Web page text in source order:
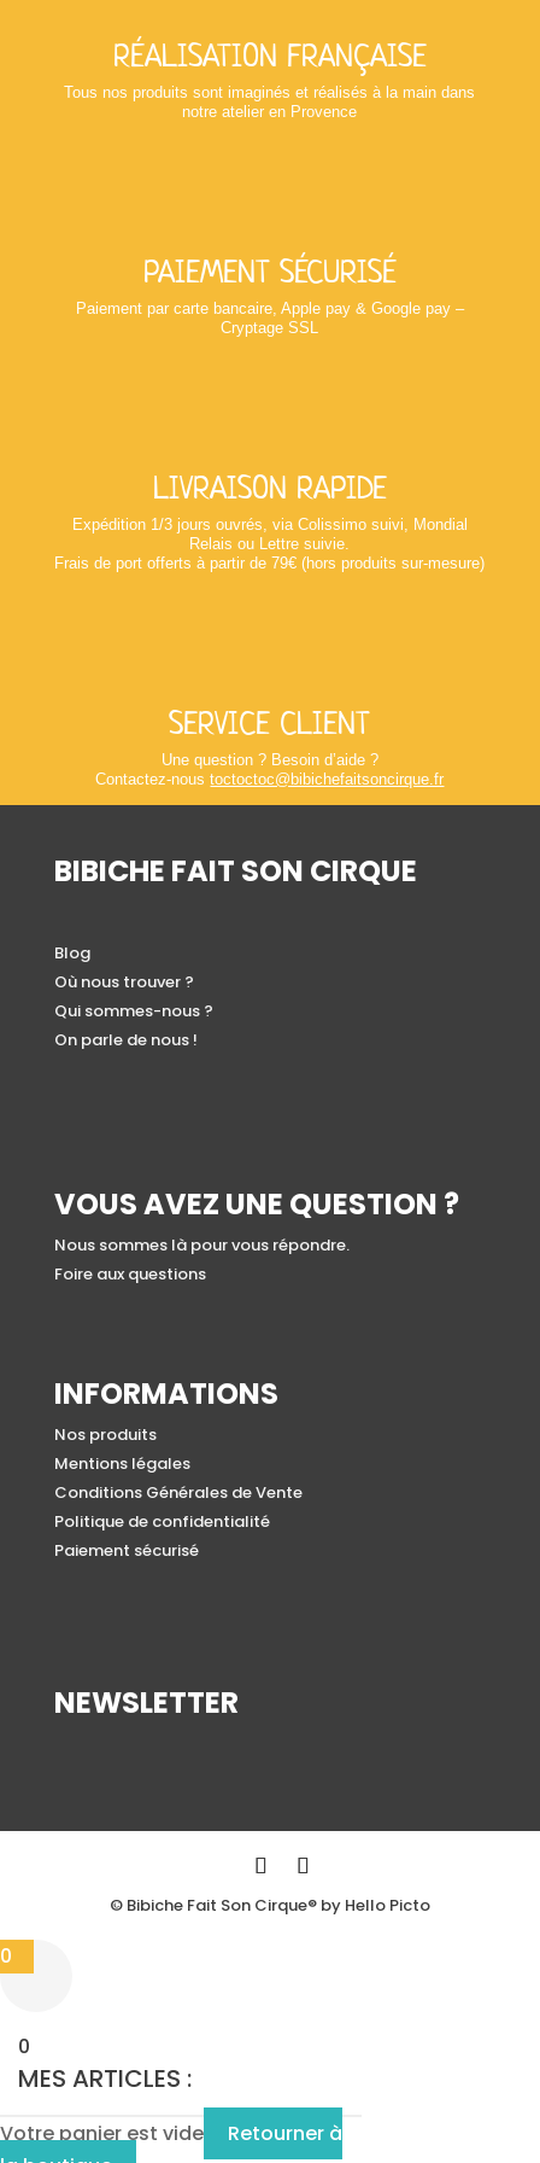
RÉALISATION FRANÇAISE
Tous nos produits sont imaginés et réalisés à la main dans
notre atelier en Provence
PAIEMENT SÉCURISÉ
Paiement par carte bancaire, Apple pay & Google pay –
Cryptage SSL
LIVRAISON RAPIDE
Expédition 1/3 jours ouvrés, via Colissimo suivi, Mondial
Relais ou Lettre suivie.
Frais de port offerts à partir de 79€ (hors produits sur-mesure)
SERVICE CLIENT
Une question ? Besoin d’aide ?
Contactez-noustoctoctoc@bibichefaitsoncirque.fr
BIBICHE FAIT SON CIRQUE
Blog
Où nous trouver ?
Qui sommes-nous ?
On parle de nous !
VOUS AVEZ UNE QUESTION ?
Nous sommes là pour vous répondre.
Foire aux questions
INFORMATIONS
Nos produits
Mentions légales
Conditions Générales de Vente
Politique de confidentialité
Paiement sécurisé
NEWSLETTER
© Bibiche Fait Son Cirque® by Hello Picto
0
0
MES ARTICLES :
Votre panier est vide
Retourner à